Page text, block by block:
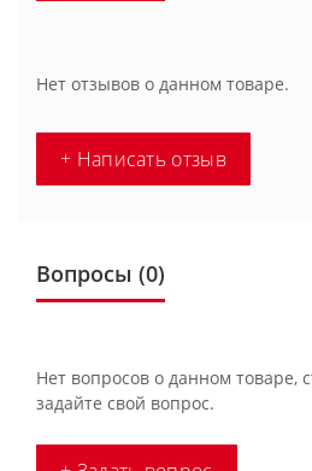
Нет отзывов о данном товаре.
+ Написать отзыв
Вопросы (0)
Нет вопросов о данном товаре,
задайте свой вопрос.